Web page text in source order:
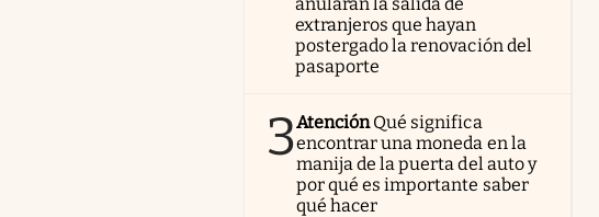
extranjeros que hayan
postergado la renovación del
pasaporte
3AtenciónQué significa
encontrar una moneda en la
manija de la puerta del auto y
por qué es importante saber
qué hacer